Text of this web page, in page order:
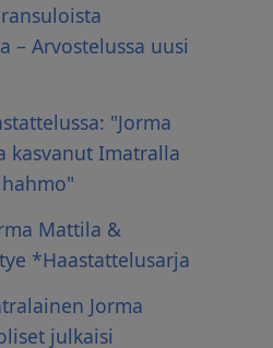
– Arvostelussa uusi
"Jorma
kasvanut Imatralla
Mattila &
*Haastattelusarja
Jorma
julkaisi